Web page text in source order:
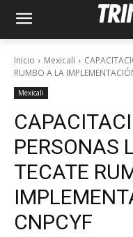
Inicio Mexicali
RUMBO A LA
Mexicali
PERSONAS
TECATE
CNPCYF